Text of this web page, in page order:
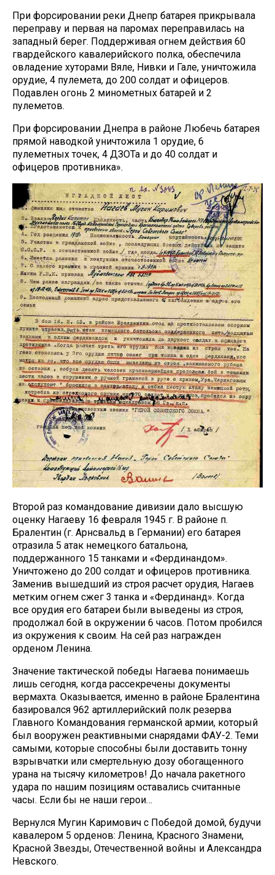
При форсировании реки Днепр батарея прикрывала
переправу и первая на паромах переправилась на
западный берег. Поддерживая огнем действия 60
гвардейского кавалерийского полка, обеспечила
овладение хуторами Вяле, Нивки и Гале, уничтожила
орудие, 4 пулемета, до 200 солдат и офицеров.
Подавлен огонь 2 минометных батарей и 2
пулеметов.
При форсировании Днепра в районе Любечь батарея
прямой наводкой уничтожила 1 орудие, 6
пулеметных точек, 4 ДЗОТа и до 40 солдат и
офицеров противника».
Второй раз командование дивизии дало высшую
оценку Нагаеву 16 февраля 1945 г. В районе п.
Бралентин (г. Арнсвальд в Германии) его батарея
отразила 5 атак немецкого батальона,
поддержанного 15 танками и «Фердинандом».
Уничтожено до 200 солдат и офицеров противника.
Заменив вышедший из строя расчет орудия, Нагаев
метким огнем сжег 3 танка и «Фердинанд». Когда
все орудия его батареи были выведены из строя,
продолжал бой в окружении 6 часов. Потом пробился
из окружения к своим. На сей раз награжден
орденом Ленина.
Значение тактической победы Нагаева понимаешь
лишь сегодня, когда рассекречены документы
вермахта. Оказывается, именно в районе Бралентина
базировался 962 артиллерийский полк резерва
Главного Командования германской армии, который
был вооружен реактивными снарядами ФАУ-2. Теми
самыми, которые способны были доставить тонну
взрывчатки или смертельную дозу обогащенного
урана на тысячу километров! До начала ракетного
удара по нашим позициям оставались считанные
часы. Если бы не наши герои…
Вернулся Мугин Каримович с Победой домой, будучи
кавалером 5 орденов: Ленина, Красного Знамени,
Красной Звезды, Отечественной войны и Александра
Невского.